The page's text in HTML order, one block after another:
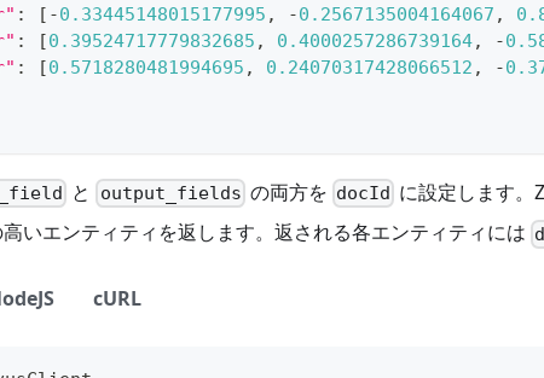
: [ -0.33445148015177995 , -0.2567135004164067 ,
: [0.39524717779832685 , 0.4000257286739164, -
: [0.5718280481994695 , 0.24070317428066512 , -
と output_fields の両方を docId に設定します。
いエンティティを返します。返される各エンティティには
cURL